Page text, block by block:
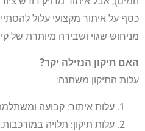
כסף על איתור מקצועי עלול
מניחוש שגוי ושבירה מיותרת של
האם תיקון הנזילה יקר?
עלות התיקון משתנה:
עלות איתור: קבועה
עלות תיקון: תלויה